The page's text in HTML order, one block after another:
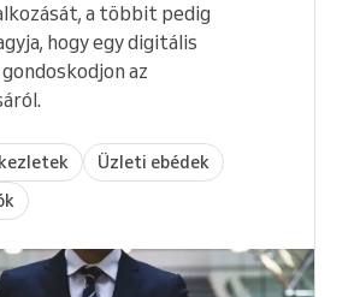
a többit pedig
hogy egy digitális
az
Üzleti ebédek